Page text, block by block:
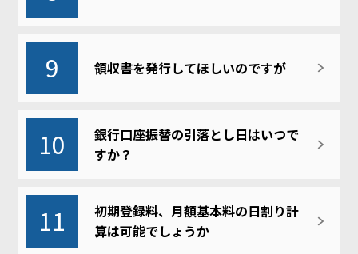
9 領収書を発行してほしいのですが
10
銀行口座振替の引落とし日はいつで
すか？
11
初期登録料、月額基本料の日割り計
算は可能でしょうか